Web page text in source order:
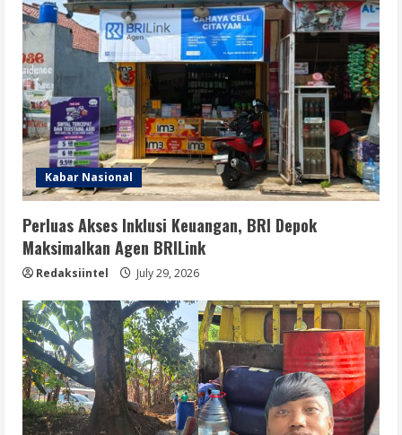
Kabar Nasional
Perluas Akses Inklusi Keuangan, BRI Depok
Maksimalkan Agen BRILink
Redaksiintel July 29, 2026